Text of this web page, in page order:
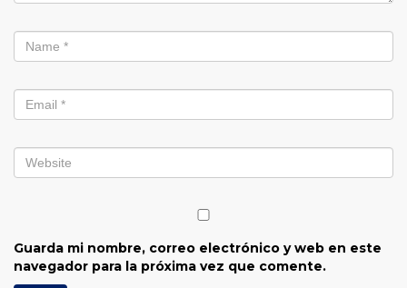
Guarda mi nombre, correo electrónico y web en este
navegador para la próxima vez que comente.